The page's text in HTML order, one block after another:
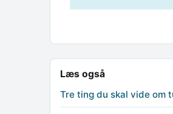
Læs også
Tre ting du skal vide om